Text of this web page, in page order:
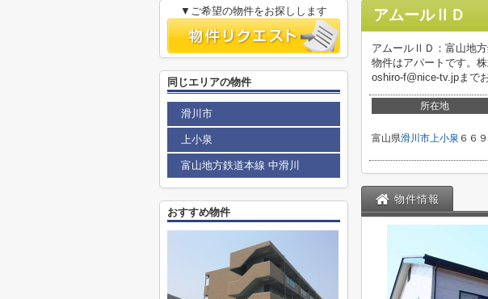
アムールⅡＤ
アムールⅡＤ：富山地
物件はアパートです。
oshiro-f@nice-tv.jpまで
所在地
富山県滑川市上小泉 ６６９
物件情報
▼ご希望の物件をお探しします
同じエリアの物件
滑川市
上小泉
富山地方鉄道本線 中滑川
おすすめ物件